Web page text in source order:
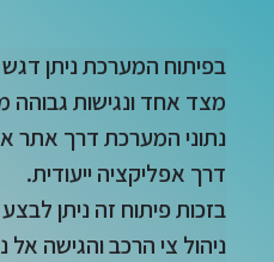
בפיתוח המערכת ניתן
מצד אחד ונגישות גבוהה
נתוני המערכת דרך אתר
דרך אפליקציה ייעודית.
בזכות פיתוח זה ניתן
ניהול צי הרכב והגישה